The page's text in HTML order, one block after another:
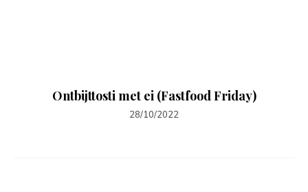
Ontbijttosti met ei (Fastfood Friday)
28/10/2022